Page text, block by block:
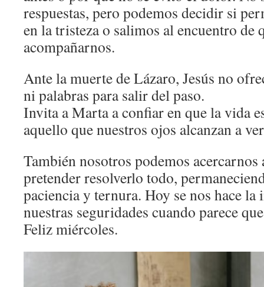
respuestas, pero podemos decidir si
en la tristeza o salimos al encuentro de
acompañarnos.
Ante la muerte de Lázaro, Jesús no
ni palabras para salir del paso.
Invita a Marta a confiar en que la vida
aquello que nuestros ojos alcanzan a
También nosotros podemos
pretender resolverlo todo,
paciencia y ternura. Hoy se nos hace
nuestras seguridades cuando parece
Feliz miércoles.